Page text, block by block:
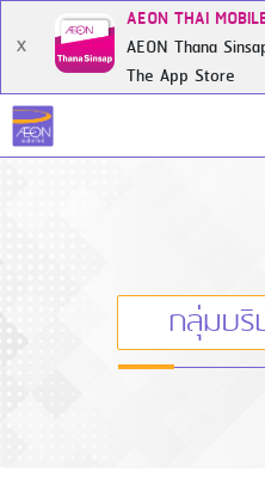
X
AEON THAI
AEON Thana
The App Store
กลุ่มบ